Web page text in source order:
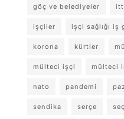
göç ve belediyeler
işçiler işçi sağlığı iş
korona kürtler
mülteci işçi mülteci
nato pandemi
sendika serçe